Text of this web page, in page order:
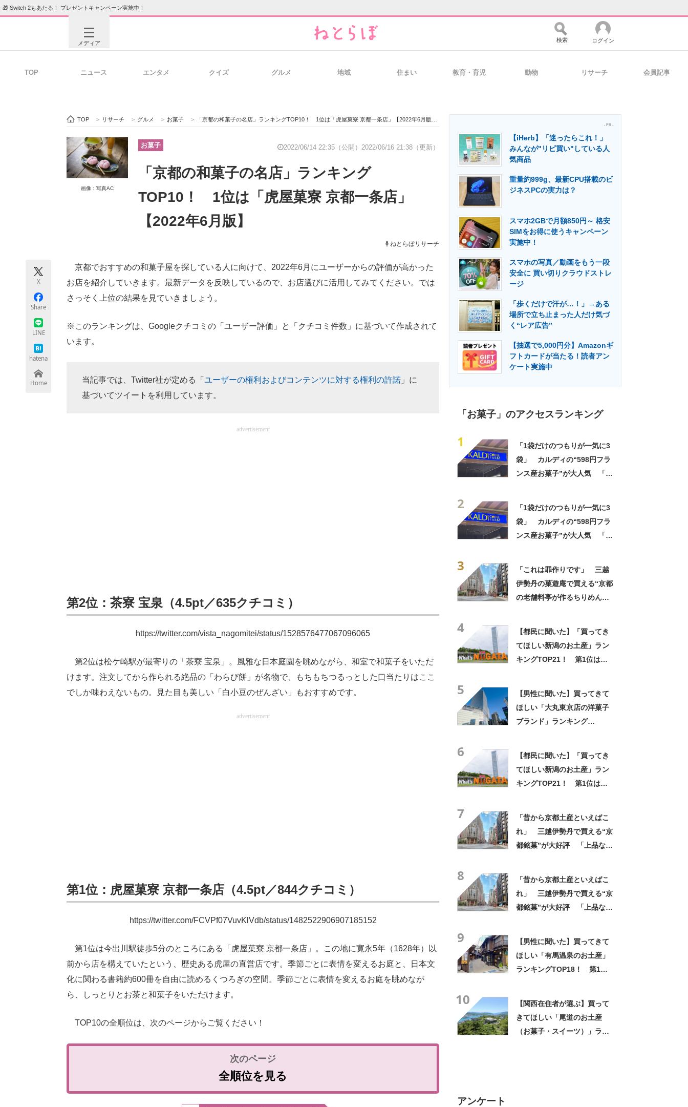
🎁 Switch 2もあたる！ プレゼントキャンペーン実施中！
メディア
ビジネスと働き方のヒント 経営リーダーのコミュニティ マーケ×ITの今がよく分かる
ITエンジニア向け専門サイト 企業向けIT製品の総合サイト IT製品の技術・比較・事例 製造業のIT導入・活用を支援
エネルギーの専門メディア 建設×テクノロジーの最前線
ちょっと気になるネットの話題
検索 ログイン
TOP ニュース エンタメ クイズ グルメ 地域 住まい 教育・育児 動物 リサーチ 会員記事
TOP > リサーチ > グルメ > お菓子 > 「京都の和菓子の名店」ランキングTOP10！ 1位は「虎屋菓寮 京都一条店」【2022年6月版】
画像：写真AC
お菓子 2022/06/14 22:35（公開） 2022/06/16 21:38（更新）
「京都の和菓子の名店」ランキング
TOP10！ 1位は「虎屋菓寮 京都一条店」
【2022年6月版】
ねとらぼリサーチ
X
Share
LINE
hatena
Home
京都でおすすめの和菓子屋を探している人に向けて、2022年6月にユーザーからの評価が高かった
お店を紹介していきます。最新データを反映しているので、お店選びに活用してみてください。では
さっそく上位の結果を見ていきましょう。
※このランキングは、Googleクチコミの「ユーザー評価」と「クチコミ件数」に基づいて作成されて
います。
当記事では、Twitter社が定める「 ユーザーの権利およびコンテンツに対する権利の許諾 」に
基づいてツイートを利用しています。
advertisement
第2位：茶寮 宝泉（4.5pt／635クチコミ）
https://twitter.com/vista_nagomitei/status/1528576477067096065
第2位は松ケ崎駅が最寄りの「茶寮 宝泉」。風雅な日本庭園を眺めながら、和室で和菓子をいただ
けます。注文してから作られる絶品の「わらび餅」が名物で、もちもちつるっとした口当たりはここ
でしか味わえないもの。見た目も美しい「白小豆のぜんざい」もおすすめです。
advertisement
第1位：虎屋菓寮 京都一条店（4.5pt／844クチコミ）
https://twitter.com/FCVPf07VuvKlVdb/status/1482522906907185152
第1位は今出川駅徒歩5分のところにある「虎屋菓寮 京都一条店」。この地に寛永5年（1628年）以
前から店を構えていたという、歴史ある虎屋の直営店です。季節ごとに表情を変えるお庭と、日本文
化に関わる書籍約600冊を自由に読めるくつろぎの空間。季節ごとに表情を変えるお庭を眺めなが
ら、しっとりとお茶と和菓子をいただけます。
TOP10の全順位は、次のページからご覧ください！
全順位を見る
- PR -
【iHerb】「迷ったらこれ！」
みんなが"リピ買い"している人
気商品
重量約999g、最新CPU搭載のビ
ジネスPCの実力は？
スマホ2GBで月額850円～ 格安
SIMをお得に使うキャンペーン
実施中！
スマホの写真／動画をもう一段
安全に 買い切りクラウドストレ
ージ
「歩くだけで汗が…！」→ある
場所で立ち止まった人だけ気づ
く“レア広告”
【抽選で5,000円分】Amazonギ
フトカードが当たる！読者アン
ケート実施中
「お菓子」のアクセスランキング
1
「1袋だけのつもりが一気に3
袋」 カルディの“598円フラ
ンス産お菓子”が大人気 「デ
2
「1袋だけのつもりが一気に3
袋」 カルディの“598円フラ
ンス産お菓子”が大人気 「デ
3
「これは罪作りです」 三越
伊勢丹の菓遊庵で買える“京都
の老舗料亭が作るちりめんナ
4
【都民に聞いた】「買ってき
てほしい新潟のお土産」ラン
キングTOP21！ 第1位は
5
【男性に聞いた】買ってきて
ほしい「大丸東京店の洋菓子
ブランド」ランキング
6
【都民に聞いた】「買ってき
てほしい新潟のお土産」ラン
キングTOP21！ 第1位は
7
「昔から京都土産といえばこ
れ」 三越伊勢丹で買える“京
都銘菓”が大好評 「上品な甘
8
「昔から京都土産といえばこ
れ」 三越伊勢丹で買える“京
都銘菓”が大好評 「上品な甘
9
【男性に聞いた】買ってきて
ほしい「有馬温泉のお土産」
ランキングTOP18！ 第1位
10
【関西在住者が選ぶ】買って
きてほしい「尾道のお土産
（お菓子・スイーツ）」ラン
アンケート